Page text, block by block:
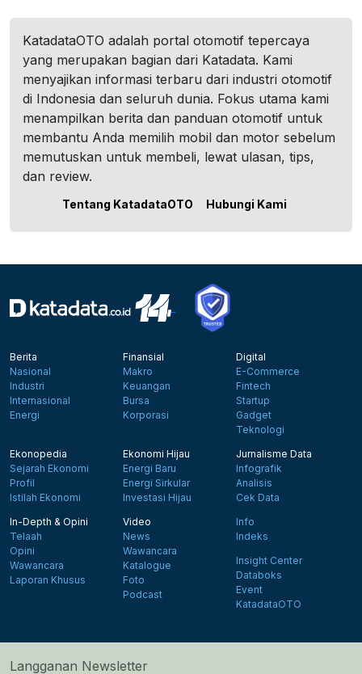
KatadataOTO adalah portal otomotif tepercaya
yang merupakan bagian dari Katadata. Kami
menyajikan informasi terbaru dari industri otomotif
di Indonesia dan seluruh dunia. Fokus utama kami
menampilkan berita dan panduan otomotif untuk
membantu Anda memilih mobil dan motor sebelum
memutuskan untuk membeli, lewat ulasan, tips,
dan review.
Tentang KatadataOTO Hubungi Kami
Berita
Nasional
Industri
Internasional
Energi
Finansial
Makro
Keuangan
Bursa
Korporasi
Digital
E-Commerce
Fintech
Startup
Gadget
Teknologi
Ekonopedia
Sejarah Ekonomi
Profil
Istilah Ekonomi
Ekonomi Hijau
Energi Baru
Energi Sirkular
Investasi Hijau
Jurnalisme Data
Infografik
Analisis
Cek Data
In-Depth & Opini
Telaah
Opini
Wawancara
Laporan Khusus
Video
News
Wawancara
Katalogue
Foto
Podcast
Info
Indeks
Insight Center
Databoks
Event
KatadataOTO
Langganan Newsletter